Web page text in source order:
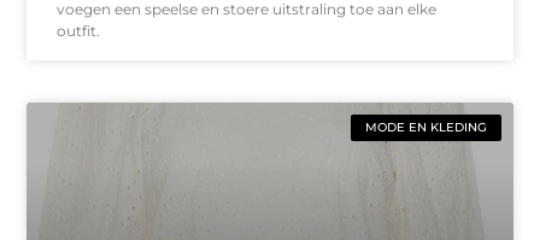
voegen een speelse en stoere uitstraling toe aan elke
outfit.
MODE EN KLEDING